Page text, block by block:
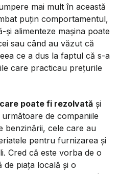
mai mult în această
puțin comportamentul,
alimenteze mașina poate
sau când au văzut că
ce a dus la faptul că s-a
care practicau prețurile
poate fi rezolvată și
de companiile
benzinării, cele care au
pentru furnizarea și
Cred că este vorba de o
de piața locală și o